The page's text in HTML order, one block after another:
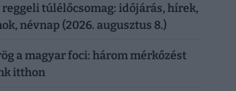
reggeli túlélőcsomag: időjárás, hírek,
névnap (2026. augusztus 8.)
a magyar foci: három mérkőzést
itthon